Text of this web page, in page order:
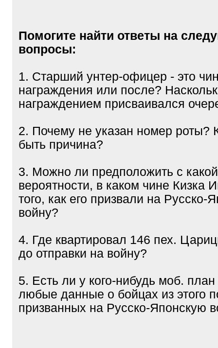
Помогите найти ответы на
вопросы:
1. Старший унтер-офицер - это
награждения или после?
награждением присваивался
2. Почему не указан номер роты?
быть причина?
3. Можно ли предположить с
вероятности, в каком чине Кизка
того, как его призвали на Русско-
войну?
4. Где квартировал 146 пех.
до отправки на войну?
5. Есть ли у кого-нибудь моб.
любые данные о бойцах из этого
призванных на Русско-Японскую